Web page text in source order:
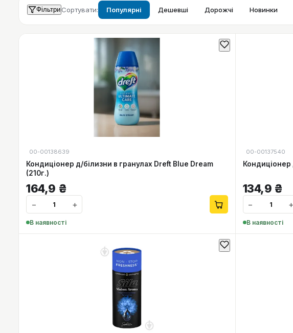
Фільтри Сортувати: Популярні Дешевші Дорожчі Новинки
00-00138639
Кондиціонер д/білизни в гранулах Dreft Blue Dream
(210г.)
164,9 ₴
− +
В наявності
00-00137540
Кондиціонер
134,9 ₴
− +
В наявності